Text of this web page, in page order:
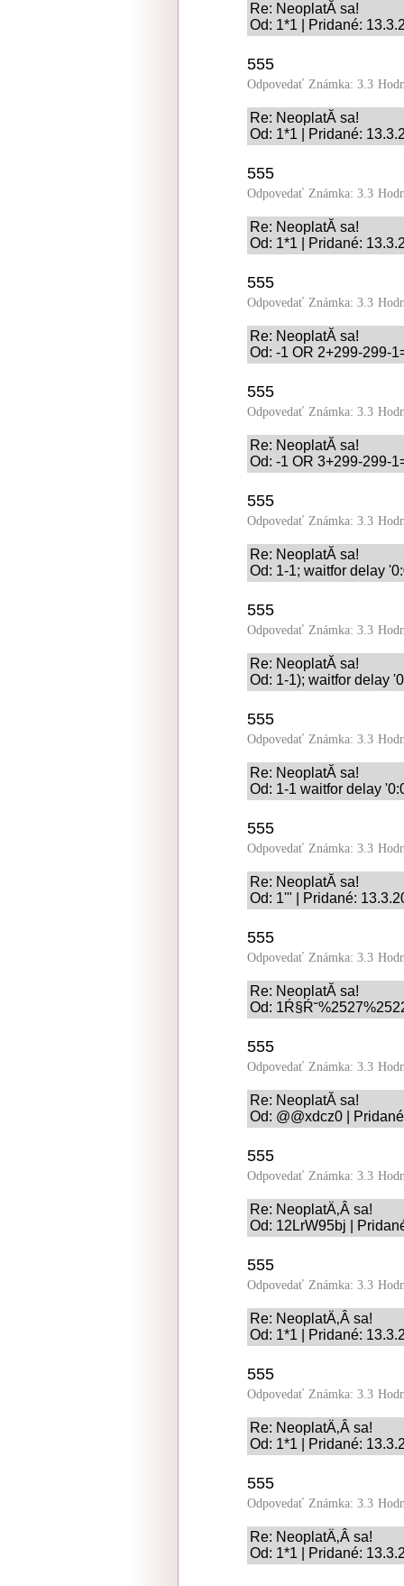
Re: NeoplatĂ­ sa!
Od: 1*1 | Pridané:
555
Odpovedať Známka: 3.3
Re: NeoplatĂ­ sa!
Od: 1*1 | Pridané:
555
Odpovedať Známka: 3.3
Re: NeoplatĂ­ sa!
Od: 1*1 | Pridané:
555
Odpovedať Známka: 3.3
Re: NeoplatĂ­ sa!
Od: -1 OR 2+299-299-
555
Odpovedať Známka: 3.3
Re: NeoplatĂ­ sa!
Od: -1 OR 3+299-299-
555
Odpovedať Známka: 3.3
Re: NeoplatĂ­ sa!
Od: 1-1; waitfor delay
555
Odpovedať Známka: 3.3
Re: NeoplatĂ­ sa!
Od: 1-1); waitfor delay
555
Odpovedať Známka: 3.3
Re: NeoplatĂ­ sa!
Od: 1-1 waitfor delay
555
Odpovedať Známka: 3.3
Re: NeoplatĂ­ sa!
Od: 1'" | Pridané:
555
Odpovedať Známka: 3.3
Re: NeoplatĂ­ sa!
Od:
555
Odpovedať Známka: 3.3
Re: NeoplatĂ­ sa!
Od: @@xdcz0 |
555
Odpovedať Známka: 3.3
Re: NeoplatÄ‚Â­ sa!
Od: 12LrW95bj |
555
Odpovedať Známka: 3.3
Re: NeoplatÄ‚Â­ sa!
Od: 1*1 | Pridané:
555
Odpovedať Známka: 3.3
Re: NeoplatÄ‚Â­ sa!
Od: 1*1 | Pridané:
555
Odpovedať Známka: 3.3
Re: NeoplatÄ‚Â­ sa!
Od: 1*1 | Pridané: